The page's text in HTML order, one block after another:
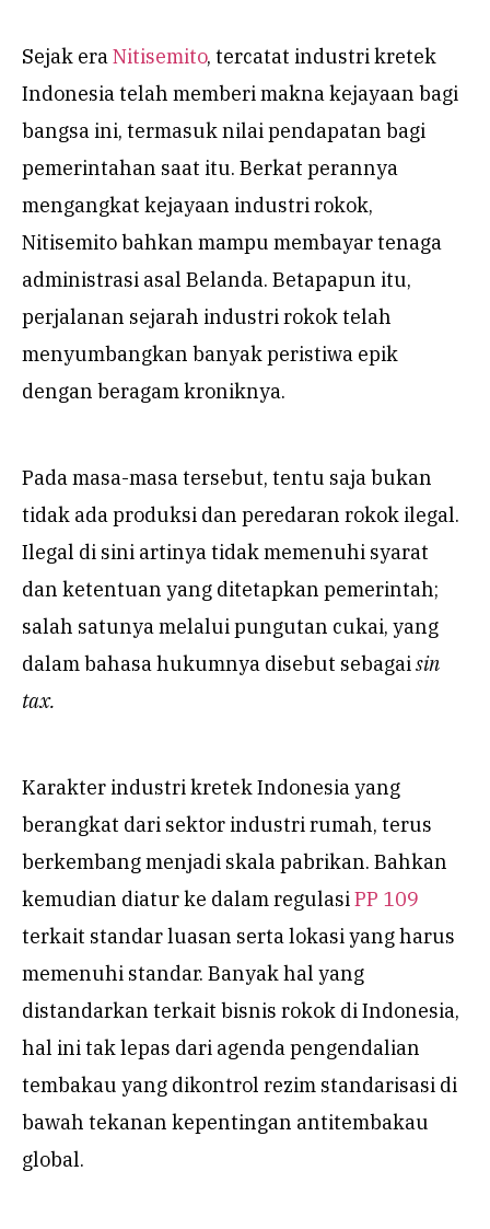
Sejak eraNitisemito, tercatat industri kretek
Indonesia telah memberi makna kejayaan bagi
bangsa ini, termasuk nilai pendapatan bagi
pemerintahan saat itu. Berkat perannya
mengangkat kejayaan industri rokok,
Nitisemito bahkan mampu membayar tenaga
administrasi asal Belanda. Betapapun itu,
perjalanan sejarah industri rokok telah
menyumbangkan banyak peristiwa epik
dengan beragam kroniknya.
Pada masa-masa tersebut, tentu saja bukan
tidak ada produksi dan peredaran rokok ilegal.
Ilegal di sini artinya tidak memenuhi syarat
dan ketentuan yang ditetapkan pemerintah;
salah satunya melalui pungutan cukai, yang
dalam bahasa hukumnya disebut sebagaisin
tax.
Karakter industri kretek Indonesia yang
berangkat dari sektor industri rumah, terus
berkembang menjadi skala pabrikan. Bahkan
kemudian diatur ke dalam regulasiPP 109
terkait standar luasan serta lokasi yang harus
memenuhi standar. Banyak hal yang
distandarkan terkait bisnis rokok di Indonesia,
hal ini tak lepas dari agenda pengendalian
tembakau yang dikontrol rezim standarisasi di
bawah tekanan kepentingan antitembakau
global.